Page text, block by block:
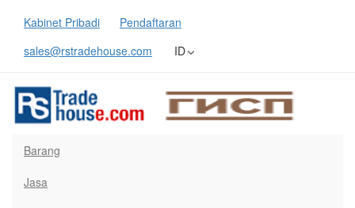
Kabinet Pribadi
Pendaftaran
sales@rstradehouse.com
ID
Barang
Jasa